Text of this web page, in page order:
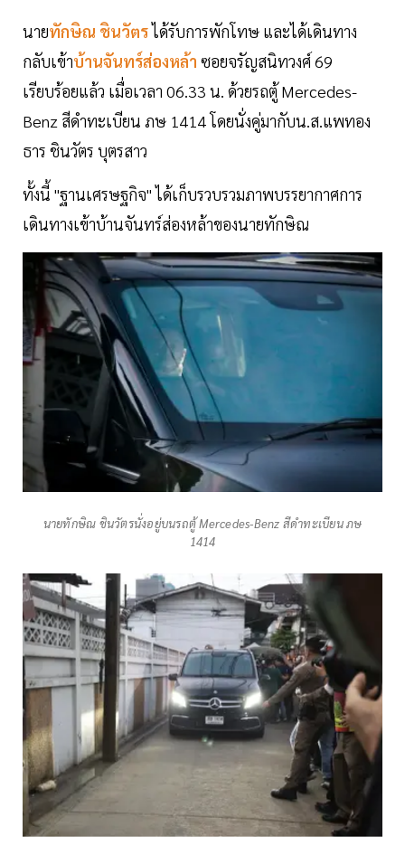
นายทักษิณ ชินวัตรได้รับการพักโทษ และได้เดินทาง
กลับเข้าบ้านจันทร์ส่องหล้า ซอยจรัญสนิทวงศ์ 69
เรียบร้อยแล้ว เมื่อเวลา 06.33 น. ด้วยรถตู้ Mercedes-
Benz สีดำทะเบียน ภษ 1414 โดยนั่งคู่มากับน.ส.แพทอง
ธาร ชินวัตร บุตรสาว
ทั้งนี้ "ฐานเศรษฐกิจ" ได้เก็บรวบรวมภาพบรรยากาศการ
เดินทางเข้าบ้านจันทร์ส่องหล้าของนายทักษิณ
นายทักษิณ ชินวัตรนั่งอยู่บนรถตู้ Mercedes-Benz สีดำทะเบียน ภษ
1414